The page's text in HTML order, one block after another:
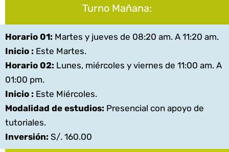
Turno Mañana:
Horario 01: Martes y jueves de 08:20 am. A 11:20 am.
Inicio : Este Martes.
Horario 02: Lunes, miércoles y viernes de 11:00 am. A
01:00 pm.
Inicio : Este Miércoles.
Modalidad de estudios: Presencial con apoyo de
tutoriales.
Inversión: S/. 160.00